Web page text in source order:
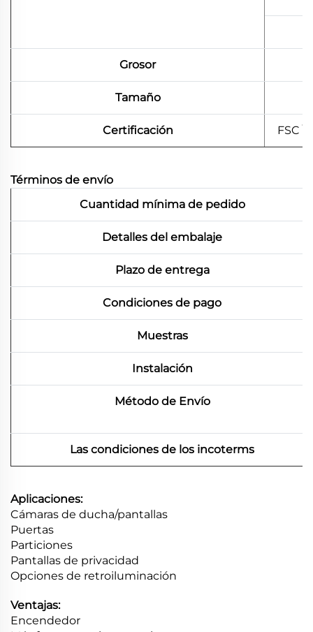
Grosor
Tamaño
Certificación FSC \
Términos de envío
Cuantidad mínima de pedido
Detalles del embalaje
Plazo de entrega
Condiciones de pago
Muestras
Instalación
Método de Envío
Las condiciones de los incoterms
Aplicaciones:
Cámaras de ducha/pantallas
Puertas
Particiones
Pantallas de privacidad
Opciones de retroiluminación
Ventajas:
Encendedor